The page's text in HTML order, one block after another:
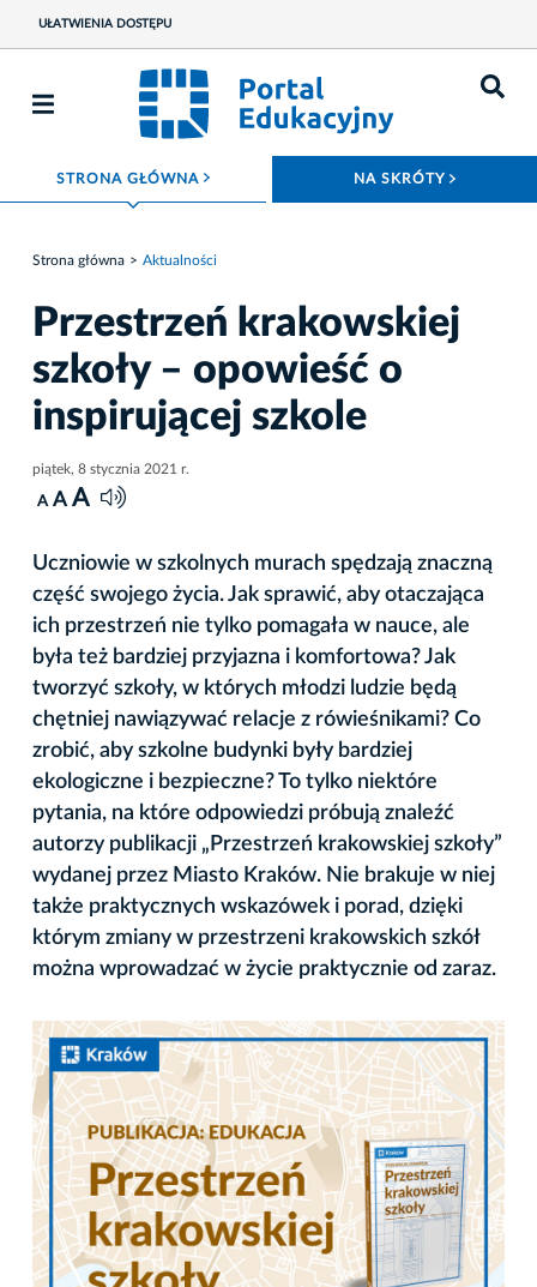
UŁATWIENIA DOSTĘPU
STRONA GŁÓWNA ROZWIŃ MENU NA SKRÓTY
Strona główna Aktualności
Przestrzeń krakowskiej
szkoły – opowieść o
inspirującej szkole
piątek, 8 stycznia 2021 r.
A A A
Uczniowie w szkolnych murach spędzają znaczną
część swojego życia. Jak sprawić, aby otaczająca
ich przestrzeń nie tylko pomagała w nauce, ale
była też bardziej przyjazna i komfortowa? Jak
tworzyć szkoły, w których młodzi ludzie będą
chętniej nawiązywać relacje z rówieśnikami? Co
zrobić, aby szkolne budynki były bardziej
ekologiczne i bezpieczne? To tylko niektóre
pytania, na które odpowiedzi próbują znaleźć
autorzy publikacji „Przestrzeń krakowskiej szkoły”
wydanej przez Miasto Kraków. Nie brakuje w niej
także praktycznych wskazówek i porad, dzięki
którym zmiany w przestrzeni krakowskich szkół
można wprowadzać w życie praktycznie od zaraz.